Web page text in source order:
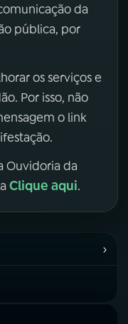
da
pública, por
os serviços e
Por isso, não
o link
Ouvidoria da
Clique aqui.
›